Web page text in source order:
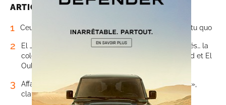
ARTICLES LES PLUS LUS
1 Ceuta, Melilla et les miroirs de l’histoire: la fin du statu quo
2
El Jadida: accidents mortels, véhicules endommagés… la
colère monte sur la «route de la mort» entre Bir Jdid et El
Oulja
3
Affaire Abderrahim Fakir: «Ramenez-nous son corps»,
clame sa famille à Casablanca